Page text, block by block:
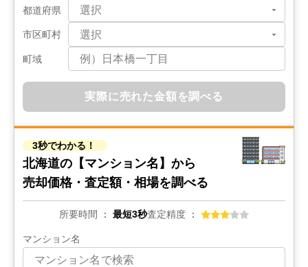
都道府県
市区町村
町域
実際に売れた金額を調べる
3秒でわかる！
北海道の 【マンション名】から
売却価格・査定額・相場を調べる
所要時間 最短3秒査定精度
マンション名